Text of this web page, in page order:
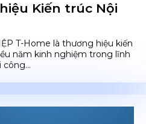
Kiến trúc Nội
T-Home là thương hiệu kiến
năm kinh nghiệm trong lĩnh
công...